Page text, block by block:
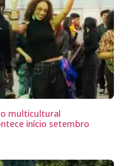
multicultural
início setembro